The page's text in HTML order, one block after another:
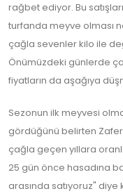
rağbet ediyor. Bu
turfanda meyve olması
çağla sevenler kilo ile
Önümüzdeki günlerde
fiyatların da aşağıya
Sezonun ilk meyvesi
gördüğünü belirten Zafer
çağla geçen yıllara
25 gün önce hasadına
arasında satıyoruz" diye